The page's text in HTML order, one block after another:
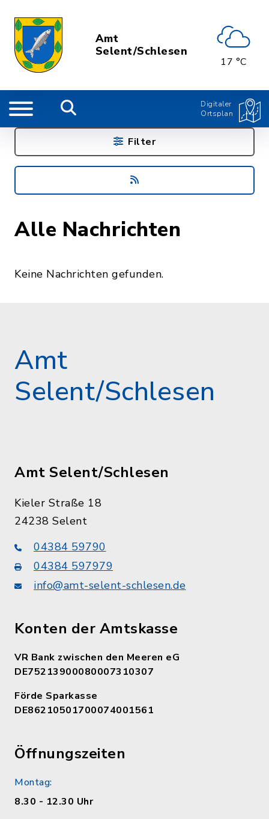
Amt
Selent/Schlesen
17 °C
Digitaler
Ortsplan
Alle Nachrichten
Keine Nachrichten gefunden.
Filter
Amt
Selent/Schlesen
Amt Selent/Schlesen
Kieler Straße 18
24238 Selent
04384 59790
04384 597979
info@amt-selent-schlesen.de
Konten der Amtskasse
VR Bank zwischen den Meeren eG
DE75213900080007310307
Förde Sparkasse
DE86210501700074001561
Öffnungszeiten
Montag:
8.30 - 12.30 Uhr